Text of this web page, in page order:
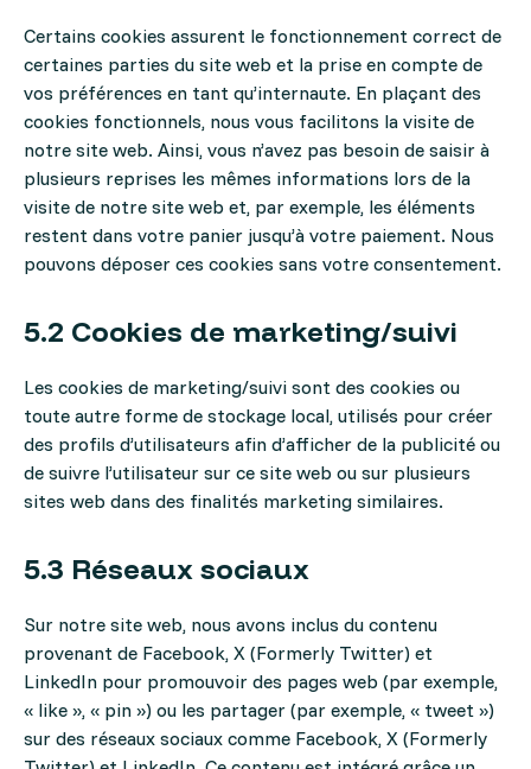
Certains cookies assurent le fonctionnement correct de
certaines parties du site web et la prise en compte de
vos préférences en tant qu’internaute. En plaçant des
cookies fonctionnels, nous vous facilitons la visite de
notre site web. Ainsi, vous n’avez pas besoin de saisir à
plusieurs reprises les mêmes informations lors de la
visite de notre site web et, par exemple, les éléments
restent dans votre panier jusqu’à votre paiement. Nous
pouvons déposer ces cookies sans votre consentement.
5.2 Cookies de marketing/suivi
Les cookies de marketing/suivi sont des cookies ou
toute autre forme de stockage local, utilisés pour créer
des profils d’utilisateurs afin d’afficher de la publicité ou
de suivre l’utilisateur sur ce site web ou sur plusieurs
sites web dans des finalités marketing similaires.
5.3 Réseaux sociaux
Sur notre site web, nous avons inclus du contenu
provenant de Facebook, X (Formerly Twitter) et
LinkedIn pour promouvoir des pages web (par exemple,
« like », « pin ») ou les partager (par exemple, « tweet »)
sur des réseaux sociaux comme Facebook, X (Formerly